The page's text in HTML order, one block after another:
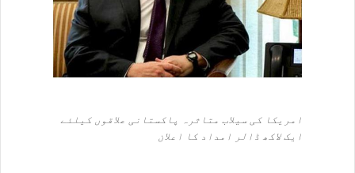
امریکا کی سیلاب متاثرہ پاکستانی علاقوں کیلئے
ایک لاکھ ڈالر امداد کا اعلان